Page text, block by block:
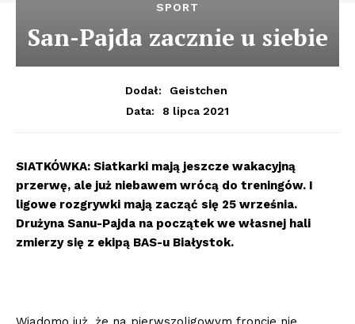
SPORT
San-Pajda zacznie u siebie
Dodał:
Geistchen
Data:
8 lipca 2021
SIATKÓWKA: Siatkarki mają jeszcze wakacyjną
przerwę, ale już niebawem wrócą do treningów. I
ligowe rozgrywki mają zacząć się 25 września.
Drużyna Sanu-Pajda na początek we własnej hali
zmierzy się z ekipą BAS-u Białystok.